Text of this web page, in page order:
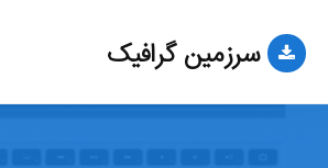
سرزمین گرافیک